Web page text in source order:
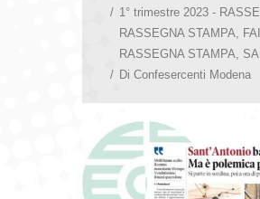
1° trimestre 2023 -
RASSEGNA STAMPA
RASSEGNA STAMPA
Di Confesercenti Modena